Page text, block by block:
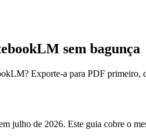
sem bagunça
Exporte-a para PDF
julho de 2026. Este guia cobre o